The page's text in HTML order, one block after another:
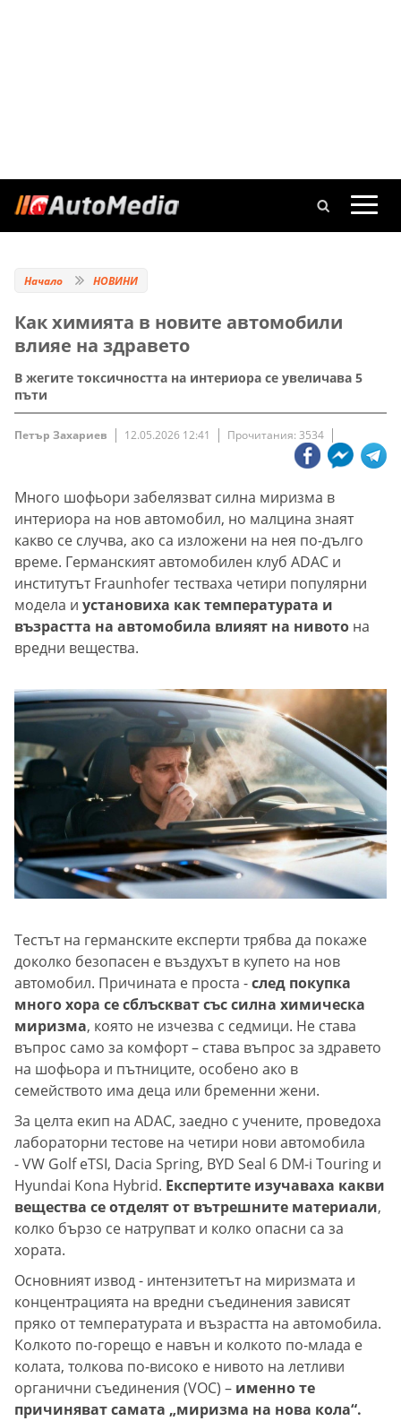
Начало НОВИНИ
Как химията в новите автомобили
влияе на здравето
В жегите токсичността на интериора се увеличава 5
пъти
Петър Захариев 12.05.2026 12:41 Прочитания: 3534
Много шофьори забелязват силна миризма в
интериора на нов автомобил, но малцина знаят
какво се случва, ако са изложени на нея по-дълго
време. Германският автомобилен клуб ADAC и
институтът Fraunhofer тестваха четири популярни
модела и установиха как температурата и
възрастта на автомобила влияят на нивото на
вредни вещества.
Тестът на германските експерти трябва да покаже
доколко безопасен е въздухът в купето на нов
автомобил. Причината е проста -след покупка
много хора се сблъскват със силна химическа
миризма, която не изчезва с седмици. Не става
въпрос само за комфорт – става въпрос за здравето
на шофьора и пътниците, особено ако в
семейството има деца или бременни жени.
За целта екип на ADAC, заедно с учените, проведоха
лабораторни тестове на четири нови автомобила
- VW Golf eTSI, Dacia Spring, BYD Seal 6 DM-i Touring и
Hyundai Kona Hybrid. Експертите изучаваха какви
вещества се отделят от вътрешните материали,
колко бързо се натрупват и колко опасни са за
хората.
Основният извод - интензитетът на миризмата и
концентрацията на вредни съединения зависят
пряко от температурата и възрастта на автомобила.
Колкото по-горещо е навън и колкото по-млада е
колата, толкова по-високо е нивото на летливи
органични съединения (VOC) – именно те
причиняват самата „миризма на нова кола“.